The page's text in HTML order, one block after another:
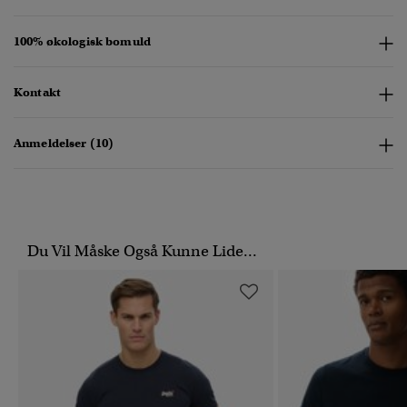
100% økologisk bomuld
Kontakt
Anmeldelser (10)
Du Vil Måske Også Kunne Lide...